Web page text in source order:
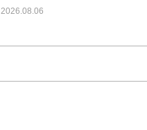
2026.08.06